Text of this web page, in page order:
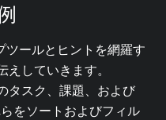
ツールとヒントを網羅す
していきます。
タスク、課題、および
をソートおよびフィル